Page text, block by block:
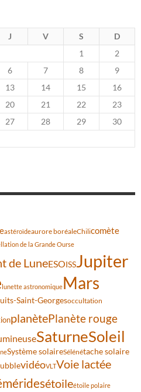
J V S
D
1
2
6 7 8
9
13 14 15
16
20 21 22
23
27 28 29
30
astéroïdeaurore boréaleChilicomète
de la Grande Ourse
de LuneESOISSJupiter
lunette astronomiqueMars
Saint-Georgesoccultation
planètePlanète rouge
SaturneSoleil
Système solaireSélénétache solaire
vidéoVLTVoie lactée
étoileétoile polaire